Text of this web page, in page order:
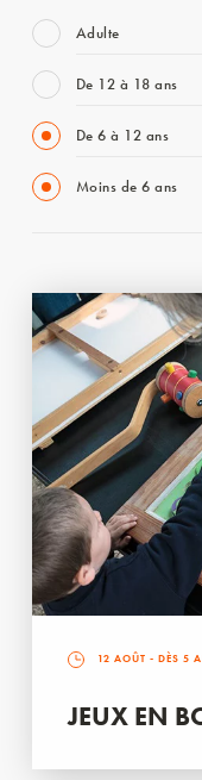
Adulte
De 12 à 18 ans
De 6 à 12 ans
Moins de 6 ans
12 AOÛT - DÈS 5
JEUX EN